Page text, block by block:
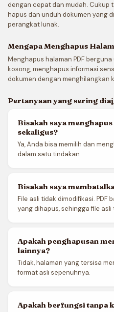
dengan cepat dan mudah. Cukup
hapus dan unduh dokumen yang
perangkat lunak.
Mengapa Menghapus
Menghapus halaman PDF
kosong, menghapus informasi
dokumen dengan menghilangkan
Pertanyaan yang sering
Bisakah saya
sekaligus?
Ya, Anda bisa memilih dan
dalam satu tindakan.
Bisakah saya
File asli tidak dimodifikasi. PDF
yang dihapus, sehingga file
Apakah penghapusan
lainnya?
Tidak, halaman yang tersisa
format asli sepenuhnya.
Apakah berfungsi tanpa